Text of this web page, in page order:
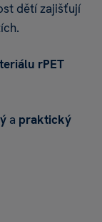
dětí zajišťují
rPET
a praktický